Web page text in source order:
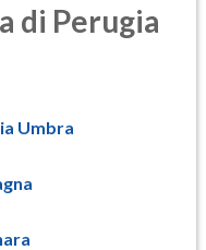
di Perugia
Umbra